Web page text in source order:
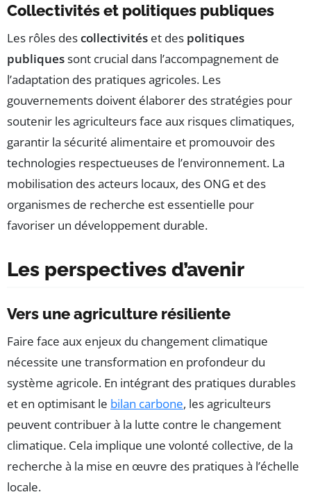
Collectivités et politiques publiques
Les rôles descollectivités et des politiques
publiquessont crucial dans l’accompagnement de
l’adaptation des pratiques agricoles. Les
gouvernements doivent élaborer des stratégies pour
soutenir les agriculteurs face aux risques climatiques,
garantir la sécurité alimentaire et promouvoir des
technologies respectueuses de l’environnement. La
mobilisation des acteurs locaux, des ONG et des
organismes de recherche est essentielle pour
favoriser un développement durable.
Les perspectives d’avenir
Vers une agriculture résiliente
Faire face aux enjeux du changement climatique
nécessite une transformation en profondeur du
système agricole. En intégrant des pratiques durables
et en optimisant le bilan carbone, les agriculteurs
peuvent contribuer à la lutte contre le changement
climatique. Cela implique une volonté collective, de la
recherche à la mise en œuvre des pratiques à l’échelle
locale.